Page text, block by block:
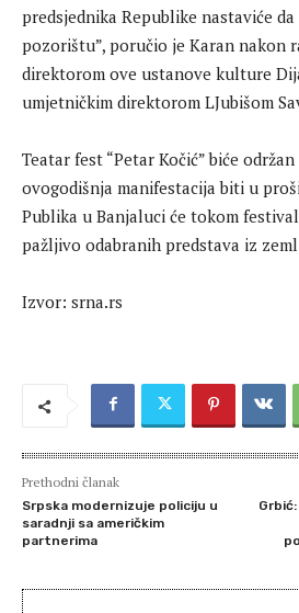
predsjednika Republike nastaviće
pozorištu”, poručio je Karan nakon
direktorom ove ustanove kulture
umjetničkim direktorom LJubišom
Teatar fest “Petar Kočić” biće
ovogodišnja manifestacija biti u
Publika u Banjaluci će tokom
pažljivo odabranih predstava iz
Izvor: srna.rs
Prethodni članak
Srpska modernizuje policiju u
saradnji sa američkim
partnerima